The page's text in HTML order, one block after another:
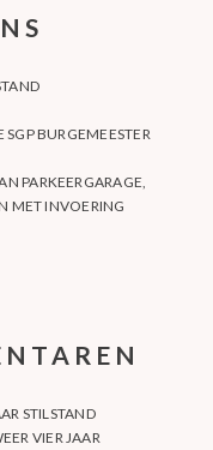
BURGEMEESTER
PARKEERGARAGE,
MET INVOERING
STILSTAND
VIER JAAR